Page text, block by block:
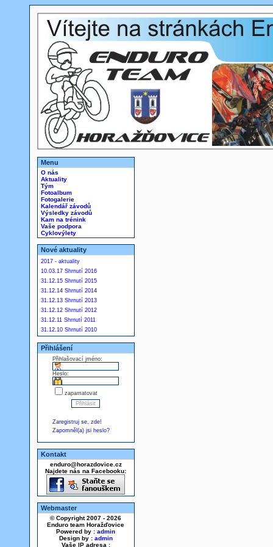
Menu
O nás
Aktuality
Tým
Fotoalbum
Fotogalerie
Kalendář závodů
Výsledky závodů
Kam na trénink
Vaše podpora
Cyklovýlety
Nové aktuality
2017 - aktuality
10.03.17 Shrnutí 2016
31.12.15 Shrnutí 2015
31.12.14 Shrnutí 2014
31.12.13 Shrnutí 2013
31.12.12 Shrnutí 2012
31.12.11 Shrnutí 2011
31.12.10 Shrnutí 2010
Přihlášení
Přihlašovací jméno:
Heslo:
zapamatovat
Zaregistruj se, zde!
Zapomněl(a) jsi heslo?
Kontakt
enduro@horazdovice.cz
Najdete nás na Facebooku:
Webmaster
© Copyright 2007 - 2026
Enduro team Horažďovice
Powered by : admin
Design by : admin
Vaše IP adresa :